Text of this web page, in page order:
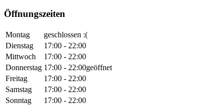
Öffnungszeiten
Montag
geschlossen :(
Dienstag
17:00 - 22:00
Mittwoch
17:00 - 22:00
Donnerstag 17:00 - 22:00geöffnet
Freitag
17:00 - 22:00
Samstag
17:00 - 22:00
Sonntag
17:00 - 22:00